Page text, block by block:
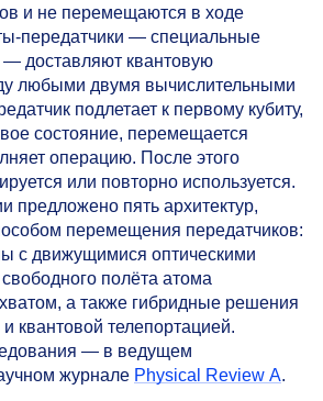
и не перемещаются в ходе
передатчики — специальные
доставляют квантовую
любыми двумя вычислительными
подлетает к первому кубиту,
состояние, перемещается
операцию. После этого
или повторно используется.
предложено пять архитектур,
перемещения передатчиков:
с движущимися оптическими
полёта атома
а также гибридные решения
квантовой телепортацией.
— в ведущем
журнале Physical Review A.